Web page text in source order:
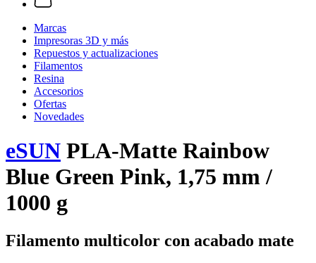
Marcas
Impresoras 3D y más
Repuestos y actualizaciones
Filamentos
Resina
Accesorios
Ofertas
Novedades
eSUN PLA-Matte Rainbow
Blue Green Pink, 1,75 mm /
1000 g
Filamento multicolor con acabado mate